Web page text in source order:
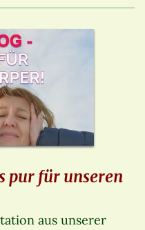
pur für unseren
aus unserer